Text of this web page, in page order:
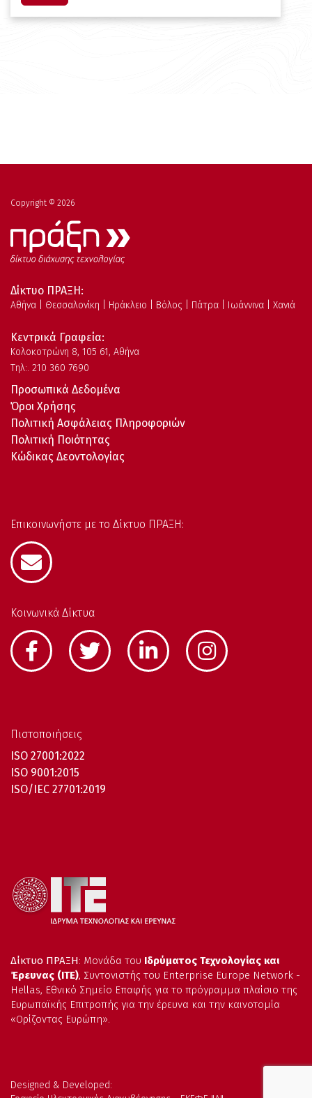
Copyright © 2026
Δίκτυο ΠΡΑΞΗ:
Αθήνα | Θεσσαλονίκη | Ηράκλειο | Βόλος | Πάτρα | Ιωάννινα | Χανιά
Κεντρικά Γραφεία:
Kολοκοτρώνη 8, 105 61, Αθήνα
Τηλ:. 210 360 7690
Προσωπικά Δεδομένα
Όροι Χρήσης
Πολιτική Ασφάλειας Πληροφοριών
Πολιτική Ποιότητας
Κώδικας Δεοντολογίας
Επικοινωνήστε με το Δίκτυο ΠΡΑΞΗ:
Κοινωνικά Δίκτυα
Πιστοποιήσεις
ISO 27001:2022
ISO 9001:2015
ISO/IEC 27701:2019
Δίκτυο ΠΡΑΞΗ: Μονάδα του Ιδρύματος Τεχνολογίας και
Έρευνας (ΙΤΕ), Συντονιστής του Enterprise Europe Network -
Hellas, Εθνικό Σημείο Επαφής για το πρόγραμμα πλαίσιο της
Ευρωπαϊκής Επιτροπής για την έρευνα και την καινοτομία
«Ορίζοντας Ευρώπη».
Designed & Developed: